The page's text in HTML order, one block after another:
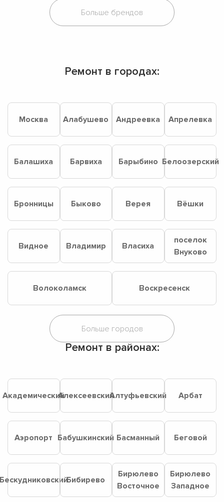
Ремонт в городах:
Москва Алабушево Андреевка Апрелевка
Балашиха Барвиха Барыбино Белоозерский
Бронницы Быково Верея Вёшки
Видное Владимир Власиха
поселок
Внуково
Волоколамск Воскресенск
Ремонт в районах:
АкадемическийАлексеевскийАлтуфьевский Арбат
Аэропорт Бабушкинский Басманный Беговой
Бибирево
Бирюлево
Восточное
Бирюлево
Западное